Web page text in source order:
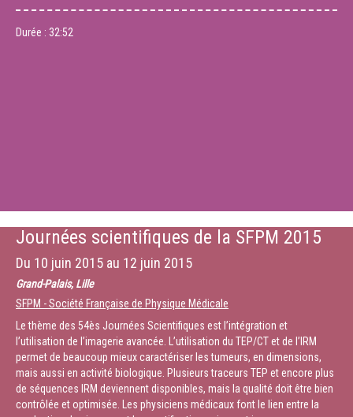
Durée : 32:52
Journées scientifiques de la SFPM 2015
Du 10 juin 2015 au 12 juin 2015
Grand-Palais, Lille
SFPM - Société Française de Physique Médicale
Le thème des 54ès Journées Scientifiques est l’intégration et
l’utilisation de l’imagerie avancée. L’utilisation du TEP/CT et de l’IRM
permet de beaucoup mieux caractériser les tumeurs, en dimensions,
mais aussi en activité biologique. Plusieurs traceurs TEP et encore plus
de séquences IRM deviennent disponibles, mais la qualité doit être bien
contrôlée et optimisée. Les physiciens médicaux font le lien entre la